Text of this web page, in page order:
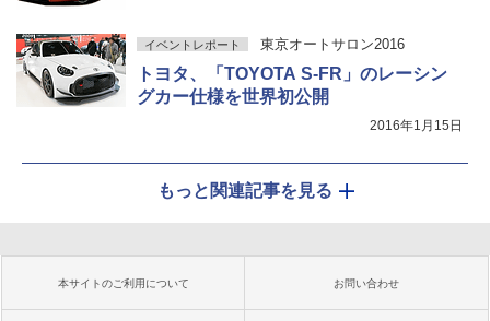
イベントレポート 東京オートサロン2016
トヨタ、「TOYOTA S-FR」のレーシン
グカー仕様を世界初公開
2016年1月15日
もっと関連記事を見る
本サイトのご利用について お問い合わせ